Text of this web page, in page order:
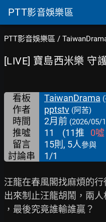
PTT影音娛樂區
PTT影音娛樂區 /
[LIVE] 寶島西米樂 守
看板 TaiwanDrama
作者 pptstv (阿苦)
時間 2月前 (2026/05/
推噓 11 (11推 0噓
留言
15則, 5人參與
討論串 1/1
汪龍在春風閣找麻煩的
出來制止汪龍胡鬧，兩
，最後究竟誰輸誰贏？